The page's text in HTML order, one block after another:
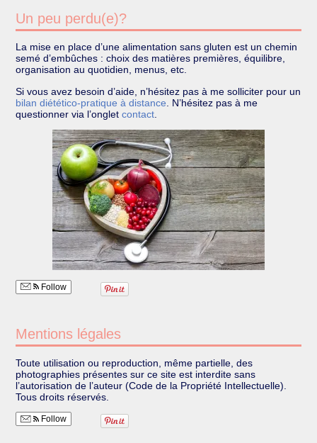
Un peu perdu(e)?
La mise en place d’une alimentation sans gluten est un chemin
semé d’embûches : choix des matières premières, équilibre,
organisation au quotidien, menus, etc.
Si vous avez besoin d’aide, n’hésitez pas à me solliciter pour un
bilan diétético-pratique à distance . N’hésitez pas à me
questionner via l’ongletcontact
Follow
Mentions légales
Toute utilisation ou reproduction, même partielle, des
photographies présentes sur ce site est interdite sans
l’autorisation de l’auteur (Code de la Propriété Intellectuelle).
Tous droits réservés.
Follow